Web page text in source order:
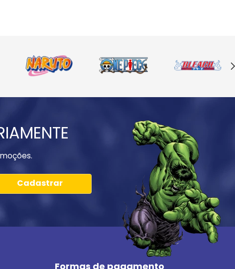
Cadastrar
Formas de pagamento